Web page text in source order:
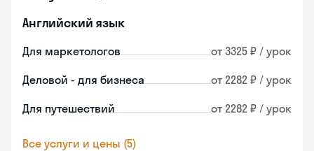
Английский язык
Для маркетологов от 3325 ₽ / урок
Деловой - для бизнеса от 2282 ₽ / урок
Для путешествий от 2282 ₽ / урок
Все услуги и цены (5)